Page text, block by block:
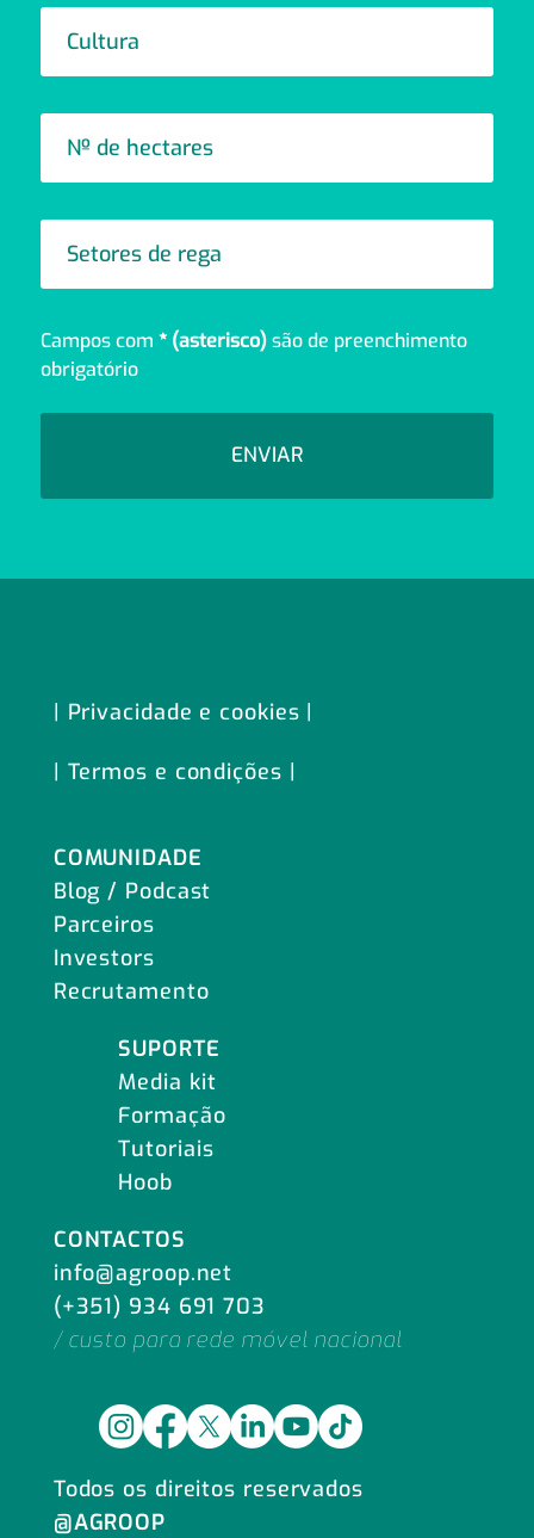
Campos com * (asterisco) são de preenchimento
obrigatório
ENVIAR
| Privacidade e cookies |
Todos os direitos reservados
@AGROOP
COMUNIDADE
Blog / Podcast
Parceiros
Investors
Recrutamento
SUPORTE
Media kit
Formação
Tutoriais
Hoob
CONTACTOS
info@agroop.net
(+351) 934 691 703
/ custo para rede móvel nacional
| Termos e condições |